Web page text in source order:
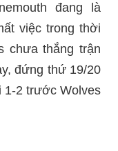
đang là
việc trong thời
chưa thắng trận
đứng thứ 19/20
1-2 trước Wolves